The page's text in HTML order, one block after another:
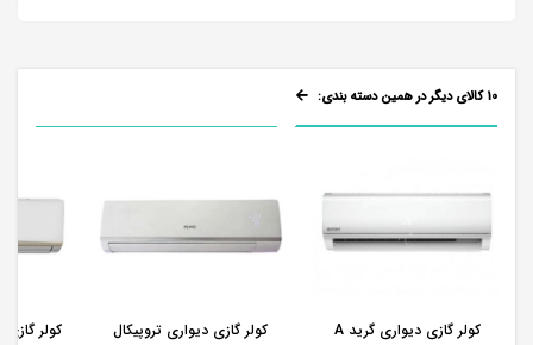
10 کالای دیگر در همین دسته بندی:
کولر گازی دیواری گرید A
کولر گازی دیواری تروپیکال